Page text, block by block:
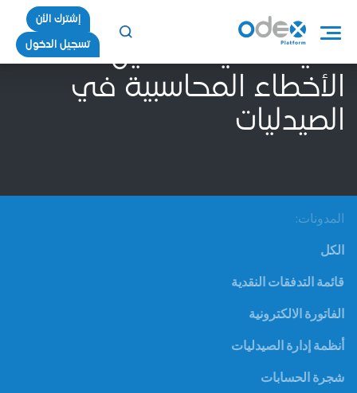
إشترك الأن
تسجيل الدخول
الأخطاء المحاسبية في
الصيدليات
المدونات:
الكل
قائمة التدفقات النقدية
الفاتورة الالكترونية
أنظمة إدارة الصيدليات
شجرة الحسابات